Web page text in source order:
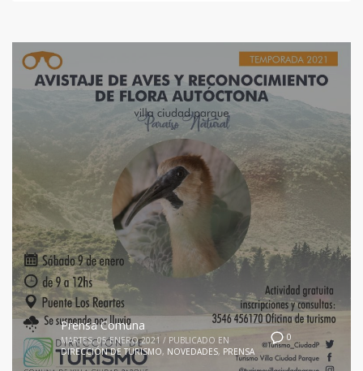
0
Prensa Comuna
MARTES, 05 ENERO 2021 / PUBLICADO EN
DIRECCIÓN DE TURISMO, NOVEDADES, PRENSA